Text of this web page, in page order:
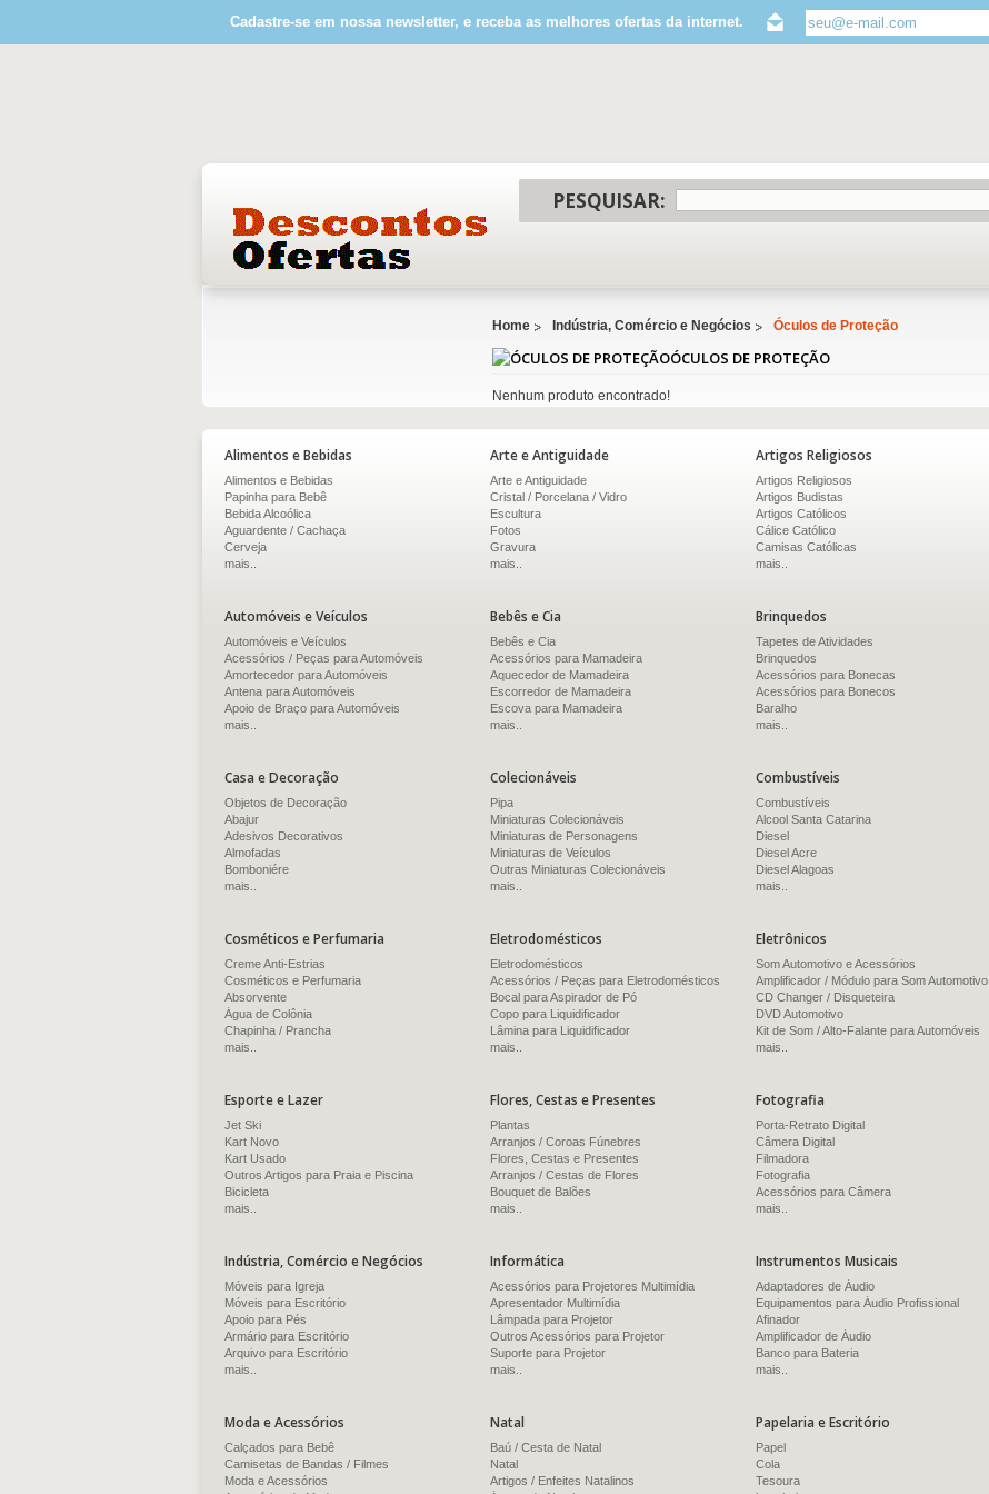
Cadastre-se em nossa newsletter, e receba as melhores ofertas da internet.
PESQUISAR:
Home Indústria, Comércio e Negócios Óculos de Proteção
ÓCULOS DE PROTEÇÃO
Nenhum produto encontrado!
Alimentos e Bebidas
Alimentos e Bebidas
Papinha para Bebê
Bebida Alcoólica
Aguardente / Cachaça
Cerveja
mais..
Arte e Antiguidade
Arte e Antiguidade
Cristal / Porcelana / Vidro
Escultura
Fotos
Gravura
mais..
Artigos Religiosos
Artigos Religiosos
Artigos Budistas
Artigos Católicos
Cálice Católico
Camisas Católicas
mais..
Automóveis e Veículos
Automóveis e Veículos
Acessórios / Peças para Automóveis
Amortecedor para Automóveis
Antena para Automóveis
Apoio de Braço para Automóveis
mais..
Bebês e Cia
Bebês e Cia
Acessórios para Mamadeira
Aquecedor de Mamadeira
Escorredor de Mamadeira
Escova para Mamadeira
mais..
Brinquedos
Tapetes de Atividades
Brinquedos
Acessórios para Bonecas
Acessórios para Bonecos
Baralho
mais..
Casa e Decoração
Objetos de Decoração
Abajur
Adesivos Decorativos
Almofadas
Bomboniére
mais..
Colecionáveis
Pipa
Miniaturas Colecionáveis
Miniaturas de Personagens
Miniaturas de Veículos
Outras Miniaturas Colecionáveis
mais..
Combustíveis
Combustíveis
Alcool Santa Catarina
Diesel
Diesel Acre
Diesel Alagoas
mais..
Cosméticos e Perfumaria
Creme Anti-Estrias
Cosméticos e Perfumaria
Absorvente
Água de Colônia
Chapinha / Prancha
mais..
Eletrodomésticos
Eletrodomésticos
Acessórios / Peças para Eletrodomésticos
Bocal para Aspirador de Pó
Copo para Liquidificador
Lâmina para Liquidificador
mais..
Eletrônicos
Som Automotivo e Acessórios
Amplificador / Módulo para Som Automotivo
CD Changer / Disqueteira
DVD Automotivo
Kit de Som / Alto-Falante para Automóveis
mais..
Esporte e Lazer
Jet Ski
Kart Novo
Kart Usado
Outros Artigos para Praia e Piscina
Bicicleta
mais..
Flores, Cestas e Presentes
Plantas
Arranjos / Coroas Fúnebres
Flores, Cestas e Presentes
Arranjos / Cestas de Flores
Bouquet de Balões
mais..
Fotografia
Porta-Retrato Digital
Câmera Digital
Filmadora
Fotografia
Acessórios para Câmera
mais..
Indústria, Comércio e Negócios
Móveis para Igreja
Móveis para Escritório
Apoio para Pés
Armário para Escritório
Arquivo para Escritório
mais..
Informática
Acessórios para Projetores Multimídia
Apresentador Multimídia
Lâmpada para Projetor
Outros Acessórios para Projetor
Suporte para Projetor
mais..
Instrumentos Musicais
Adaptadores de Áudio
Equipamentos para Áudio Profissional
Afinador
Amplificador de Áudio
Banco para Bateria
mais..
Moda e Acessórios
Calçados para Bebê
Camisetas de Bandas / Filmes
Moda e Acessórios
Natal
Baú / Cesta de Natal
Natal
Artigos / Enfeites Natalinos
Papelaria e Escritório
Papel
Cola
Tesoura